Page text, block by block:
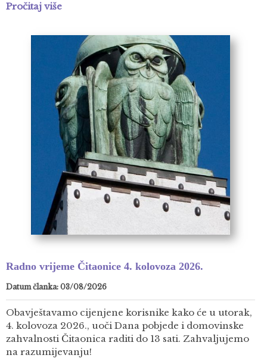
Pročitaj više
Radno vrijeme Čitaonice 4. kolovoza 2026.
Datum članka: 03/08/2026
Obavještavamo cijenjene korisnike kako će u utorak,
4. kolovoza 2026., uoči Dana pobjede i domovinske
zahvalnosti Čitaonica raditi do 13 sati. Zahvaljujemo
na razumijevanju!